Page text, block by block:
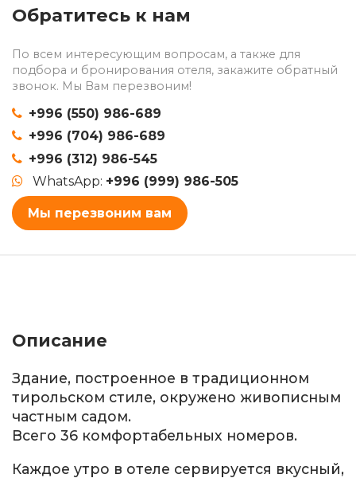
Обратитесь к нам
По всем интересующим вопросам, а также для
подбора и бронирования отеля, закажите обратный
звонок. Мы Вам перезвоним!
+996 (550) 986-689
+996 (704) 986-689
+996 (312) 986-545
WhatsApp: +996 (999) 986-505
Мы перезвоним вам
Описание
Здание, построенное в традиционном
тирольском стиле, окружено живописным
частным садом.
Всего 36 комфортабельных номеров.
Каждое утро в отеле сервируется вкусный,